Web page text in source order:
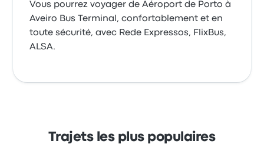
Vous pourrez voyager de Aéroport de Porto à
Aveiro Bus Terminal, confortablement et en
toute sécurité, avec Rede Expressos, FlixBus,
ALSA.
Trajets les plus populaires